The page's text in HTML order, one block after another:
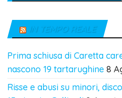
IN TEMPO REALE
Prima schiusa di Caretta
nascono 19 tartarughine 8
Risse e abusi su minori,